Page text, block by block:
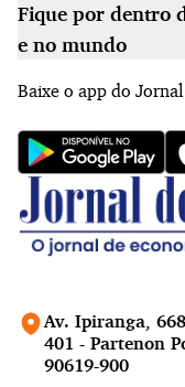
Av. Ipiranga,
401 - Partenon
90619-900
Fique por dentro
e no mundo
Baixe o app do